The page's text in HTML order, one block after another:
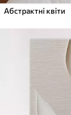
Абстрактні квіти